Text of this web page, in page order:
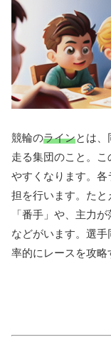
競輪のラインとは、
走る集団のこと。
やすくなります。
担を行います。た
「番手」や、主力
などがいます。選
率的にレースを攻略